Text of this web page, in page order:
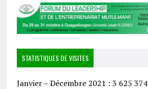
STATISTIQUES DE VISITES
Janvier – Décembre 2021 : 3 625 374